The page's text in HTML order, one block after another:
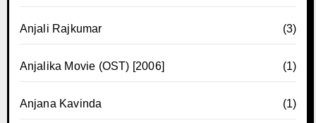
Anjali Rajkumar (3)
Anjalika Movie (OST) [2006] (1)
Anjana Kavinda (1)